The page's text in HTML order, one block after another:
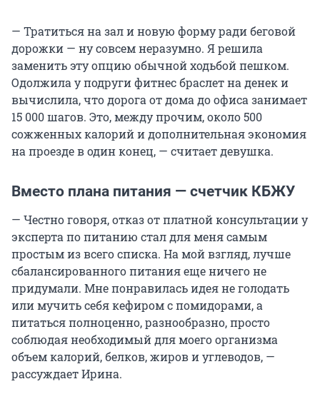
— Тратиться на зал и новую форму ради беговой
дорожки — ну совсем неразумно. Я решила
заменить эту опцию обычной ходьбой пешком.
Одолжила у подруги фитнес браслет на денек и
вычислила, что дорога от дома до офиса занимает
15 000 шагов. Это, между прочим, около 500
сожженных калорий и дополнительная экономия
на проезде в один конец, — считает девушка.
Вместо плана питания — счетчик КБЖУ
— Честно говоря, отказ от платной консультации у
эксперта по питанию стал для меня самым
простым из всего списка. На мой взгляд, лучше
сбалансированного питания еще ничего не
придумали. Мне понравилась идея не голодать
или мучить себя кефиром с помидорами, а
питаться полноценно, разнообразно, просто
соблюдая необходимый для моего организма
объем калорий, белков, жиров и углеводов, —
рассуждает Ирина.